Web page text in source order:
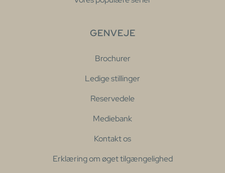
GENVEJE
Brochurer
Ledige stillinger
Reservedele
Mediebank
Kontakt os
Erklæring om øget tilgængelighed